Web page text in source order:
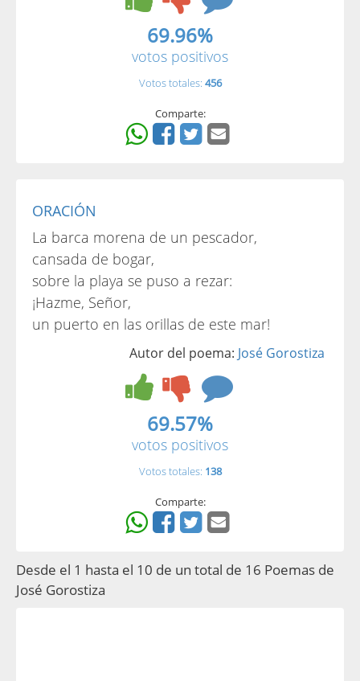
69.96%
votos positivos
Votos totales: 456
Comparte:
ORACIÓN
La barca morena de un pescador,
cansada de bogar,
sobre la playa se puso a rezar:
¡Hazme, Señor,
un puerto en las orillas de este mar!
Autor del poema: José Gorostiza
69.57%
votos positivos
Votos totales: 138
Comparte:
Desde el 1 hasta el 10 de un total de 16 Poemas de
José Gorostiza